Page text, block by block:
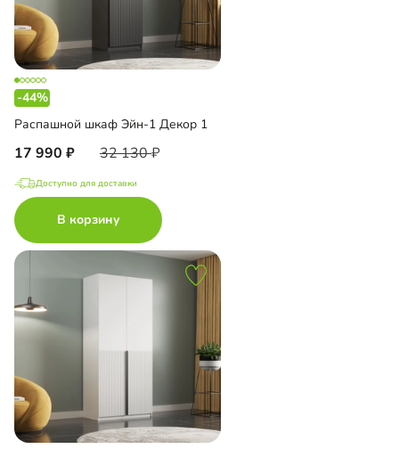
-44%
Распашной шкаф Эйн-1 Декор 1
17 990 32 130
Доступно для доставки
В корзину